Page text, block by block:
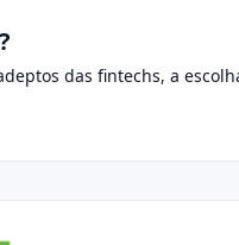
das fintechs, a